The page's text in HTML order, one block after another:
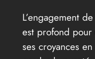
L’engagement
est profond
ses croyances